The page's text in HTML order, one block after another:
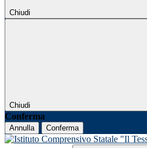
Chiudi
Chiudi
Conferma
Annulla Conferma